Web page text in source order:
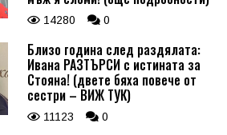
14280 0
Близо година след раздялата:
Ивана РАЗТЪРСИ с истината за
Стояна! (двете бяха повече от
сестри – ВИЖ ТУК)
11123 0